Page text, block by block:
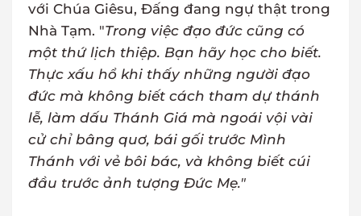
với Chúa Giêsu, Đấng đang ngự thật trong
Nhà Tạm. "Trong việc đạo đức cũng có
một thứ lịch thiệp. Bạn hãy học cho biết.
Thực xấu hổ khi thấy những người đạo
đức mà không biết cách tham dự thánh
lễ, làm dấu Thánh Giá mà ngoái vội vài
cử chỉ bâng quơ, bái gối trước Mình
Thánh với vẻ bôi bác, và không biết cúi
đầu trước ảnh tượng Đức Mẹ."